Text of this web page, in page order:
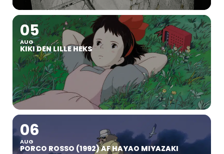
05
AUG
KIKI DEN LILLE HEKS
06
AUG
PORCO ROSSO (1992) AF HAYAO MIYAZAKI